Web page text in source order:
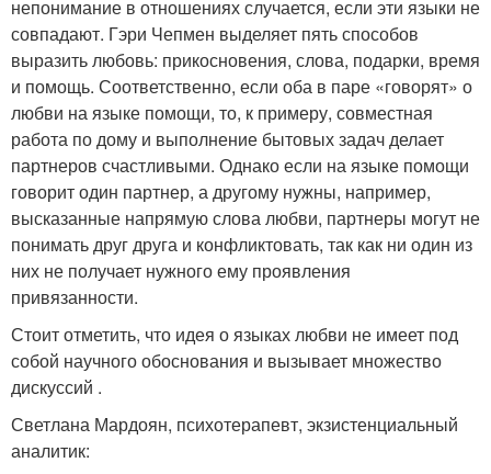
непонимание в отношениях случается, если эти языки не
совпадают. Гэри Чепмен выделяет пять способов
выразить любовь: прикосновения, слова, подарки, время
и помощь. Соответственно, если оба в паре «говорят» о
любви на языке помощи, то, к примеру, совместная
работа по дому и выполнение бытовых задач делает
партнеров счастливыми. Однако если на языке помощи
говорит один партнер, а другому нужны, например,
высказанные напрямую слова любви, партнеры могут не
понимать друг друга и конфликтовать, так как ни один из
них не получает нужного ему проявления
привязанности.
Стоит отметить, что идея о языках любви не имеет под
собой научного обоснования и вызывает множество
дискуссий .
Светлана Мардоян, психотерапевт, экзистенциальный
аналитик: